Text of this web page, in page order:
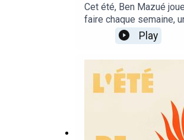
Cet été, Ben Mazué
faire chaque semaine,
réseaux sociaux de
Play